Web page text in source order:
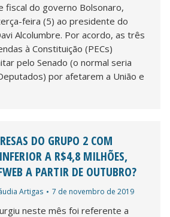
fiscal do governo Bolsonaro,
feira (5) ao presidente do
Alcolumbre. Por acordo, as três
à Constituição (PECs)
pelo Senado (o normal seria
por afetarem a União e
DO GRUPO 2 COM
A R$4,8 MILHÕES,
A PARTIR DE OUTUBRO?
Artigas 7 de novembro de 2019
neste mês foi referente a